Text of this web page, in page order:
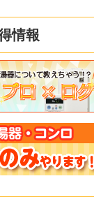
情報